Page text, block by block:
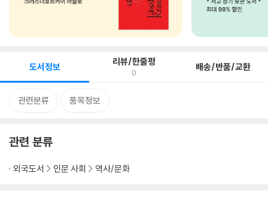
도서정보 리뷰/한줄평
0 배송/반품/교환
관련분류 품목정보
관련 분류
외국도서 인문 사회 역사/문화